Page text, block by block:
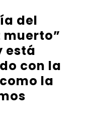
del
está
con la
la